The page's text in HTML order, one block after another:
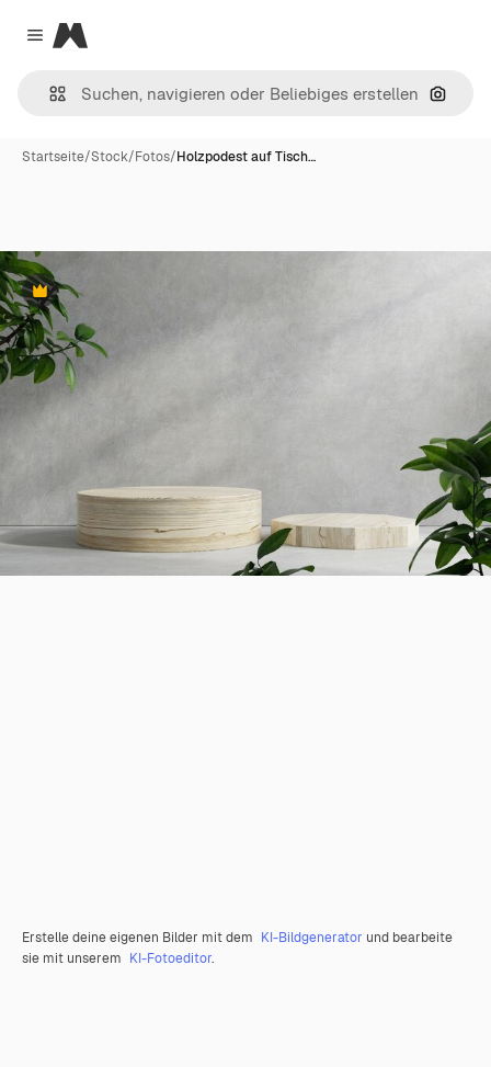
Close menu
Magnific
Nach
Startseite/Stock/Fotos/Holzpodest auf Tisch…
Premium
Erstelle deine eigenen Bilder mit dem KI-Bildgenerator und bearbeite
sie mit unserem KI-Fotoeditor.